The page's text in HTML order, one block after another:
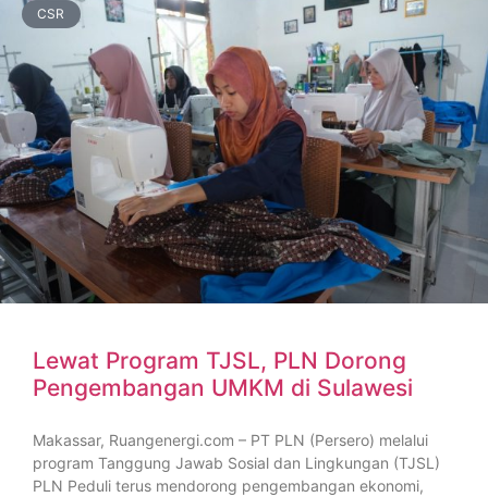
CSR
Lewat Program TJSL, PLN Dorong
Pengembangan UMKM di Sulawesi
Makassar, Ruangenergi.com – PT PLN (Persero) melalui
program Tanggung Jawab Sosial dan Lingkungan (TJSL)
PLN Peduli terus mendorong pengembangan ekonomi,